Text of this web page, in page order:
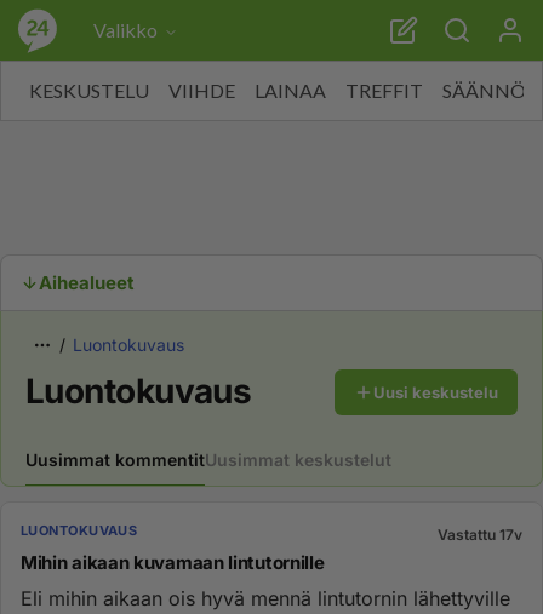
Valikko
KESKUSTELU VIIHDE LAINAA TREFFIT SÄÄNNÖT
Aihealueet
Luontokuvaus
Luontokuvaus Uusi keskustelu
Uusimmat kommentitUusimmat keskustelut
LUONTOKUVAUS Vastattu 17v
Mihin aikaan kuvamaan lintutornille
Eli mihin aikaan ois hyvä mennä lintutornin lähettyville